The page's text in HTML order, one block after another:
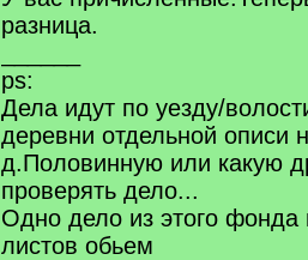
разница.
ps:
Дела идут по уезду/
деревни отдельной описи
д.Половинную или какую
проверять дело...
Одно дело из этого фонда
листов обьем